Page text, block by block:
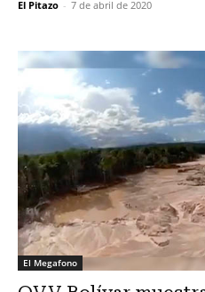
El Pitazo - 7 de abril de 2020
El Megafono